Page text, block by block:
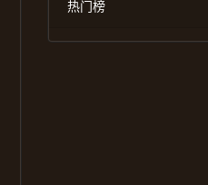
热门榜